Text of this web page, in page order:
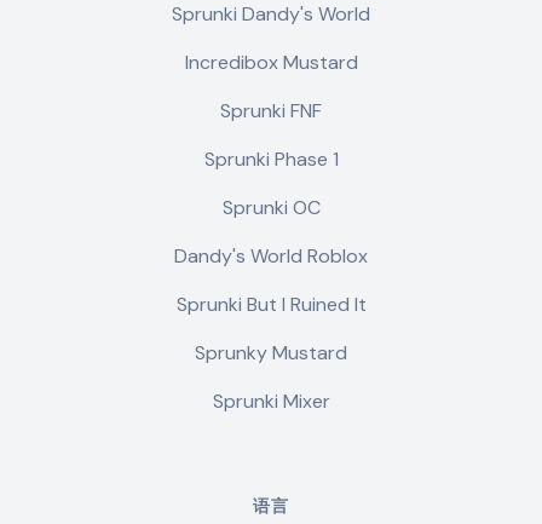
Sprunki Dandy's World
Incredibox Mustard
Sprunki FNF
Sprunki Phase 1
Sprunki OC
Dandy's World Roblox
Sprunki But I Ruined It
Sprunky Mustard
Sprunki Mixer
语言